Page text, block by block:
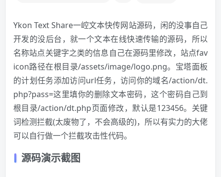
Ykon Text Share一崆文本快传网站源码，闲的没事自己
开发的没后台，就一个文本在线快速传输的源码，所以
名称站点关键字之类的信息自己在源码里修改，站点fav
icon路径在根目录/assets/image/logo.png。宝塔面板
的计划任务添加访问url任务，访问你的域名/action/dt.
php?pass=这里填你的删除文本密码，这个密码自己到
根目录/action/dt.php页面修改，默认是123456。关键
词检测拦截(太废物了，不会高级的)，所以有实力的大佬
可以自行做一个拦截攻击性代码。
源码演示截图